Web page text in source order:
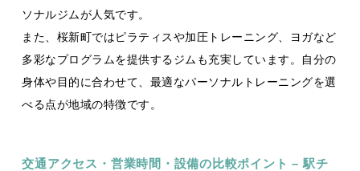
ソナルジムが人気です。
また、桜新町ではピラティスや加圧トレーニング、ヨガなど
多彩なプログラムを提供するジムも充実しています。自分の
身体や目的に合わせて、最適なパーソナルトレーニングを選
べる点が地域の特徴です。
交通アクセス・営業時間・設備の比較ポイント – 駅チ